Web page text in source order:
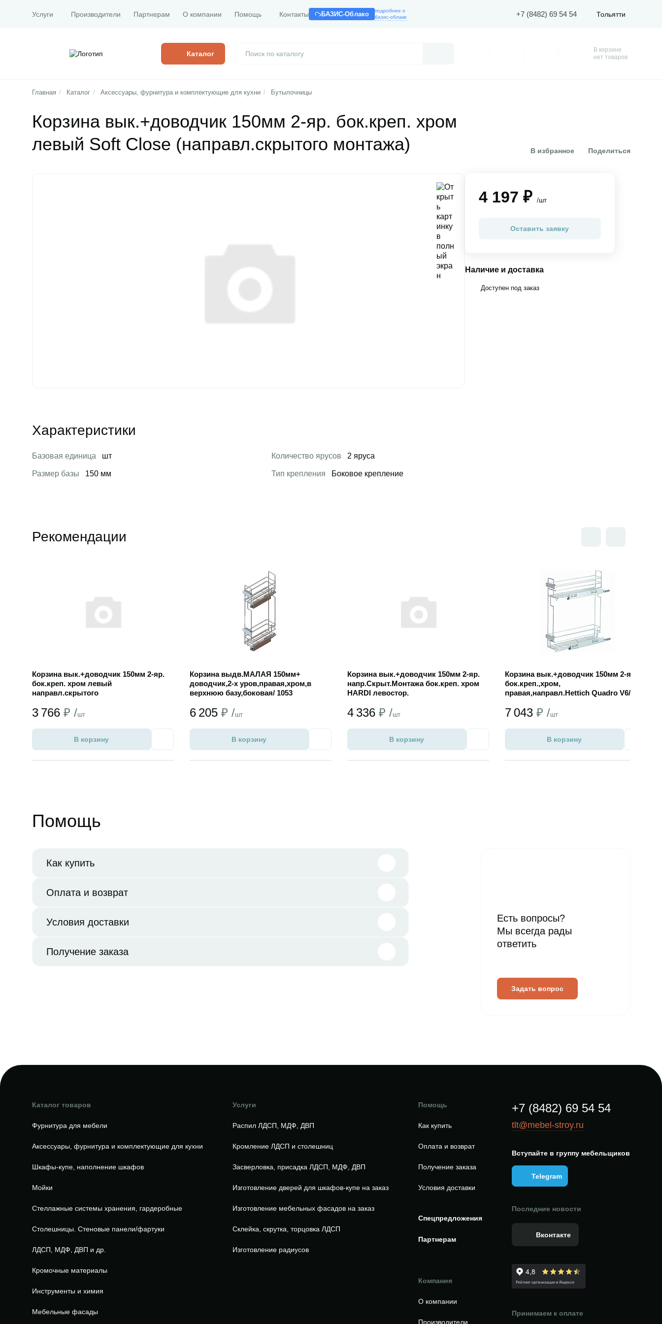
Услуги Производители Партнерам О компании Помощь Контакты БАЗИС-Облако
подробнее о
базис-облаке
+7 (8482) 69 54 54 Тольятти
Каталог Корзина
В корзине
нет товаров
Главная / Каталог / Аксессуары, фурнитура и комплектующие для кухни / Бутылочницы
Корзина вык.+доводчик 150мм 2-яр. бок.креп. хром
левый Soft Close (направл.скрытого монтажа)
В избранное Поделиться
4 197 ₽ /шт
Оставить заявку
Наличие и доставка
Доступен под заказ
Характеристики
Базовая единица шт Количество ярусов 2 яруса
Размер базы 150 мм Тип крепления Боковое крепление
Рекомендации
Корзина вык.+доводчик 150мм 2-яр.
бок.креп. хром левый
направл.скрытого
3 766 ₽ /шт
В корзину
Корзина выдв.МАЛАЯ 150мм+
доводчик,2-х уров,правая,хром,в
верхнюю базу,боковая/ 1053
6 205 ₽ /шт
В корзину
Корзина вык.+доводчик 150мм 2-яр.
напр.Скрыт.Монтажа бок.креп. хром
HARDI левостор.
4 336 ₽ /шт
В корзину
Корзина вык.+доводчик 150мм 2-яр.
бок.креп.,хром,
правая,направл.Hettich Quadro V6/30
7 043 ₽ /шт
В корзину
Помощь
Как купить
Оплата и возврат
Условия доставки
Получение заказа
Есть вопросы?
Мы всегда рады
ответить
Задать вопрос
Каталог товаров
Фурнитура для мебели
Аксессуары, фурнитура и комплектующие для кухни
Шкафы-купе, наполнение шкафов
Мойки
Стеллажные системы хранения, гардеробные
Столешницы. Стеновые панели/фартуки
ЛДСП, МДФ, ДВП и др.
Кромочные материалы
Инструменты и химия
Мебельные фасады
Услуги
Распил ЛДСП, МДФ, ДВП
Кромление ЛДСП и столешниц
Засверловка, присадка ЛДСП, МДФ, ДВП
Изготовление дверей для шкафов-купе на заказ
Изготовление мебельных фасадов на заказ
Склейка, скрутка, торцовка ЛДСП
Изготовление радиусов
Помощь
Как купить
Оплата и возврат
Получение заказа
Условия доставки
Спецпредложения
Партнерам
Компания
О компании
Производители
+7 (8482) 69 54 54
tlt@mebel-stroy.ru
Вступайте в группу мебельщиков
Telegram
Последние новости
Вконтакте
Принимаем к оплате